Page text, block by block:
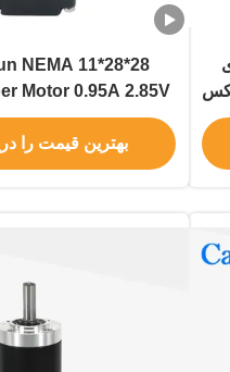
Motor 0.95A 2.85V
بهترین قیمت را